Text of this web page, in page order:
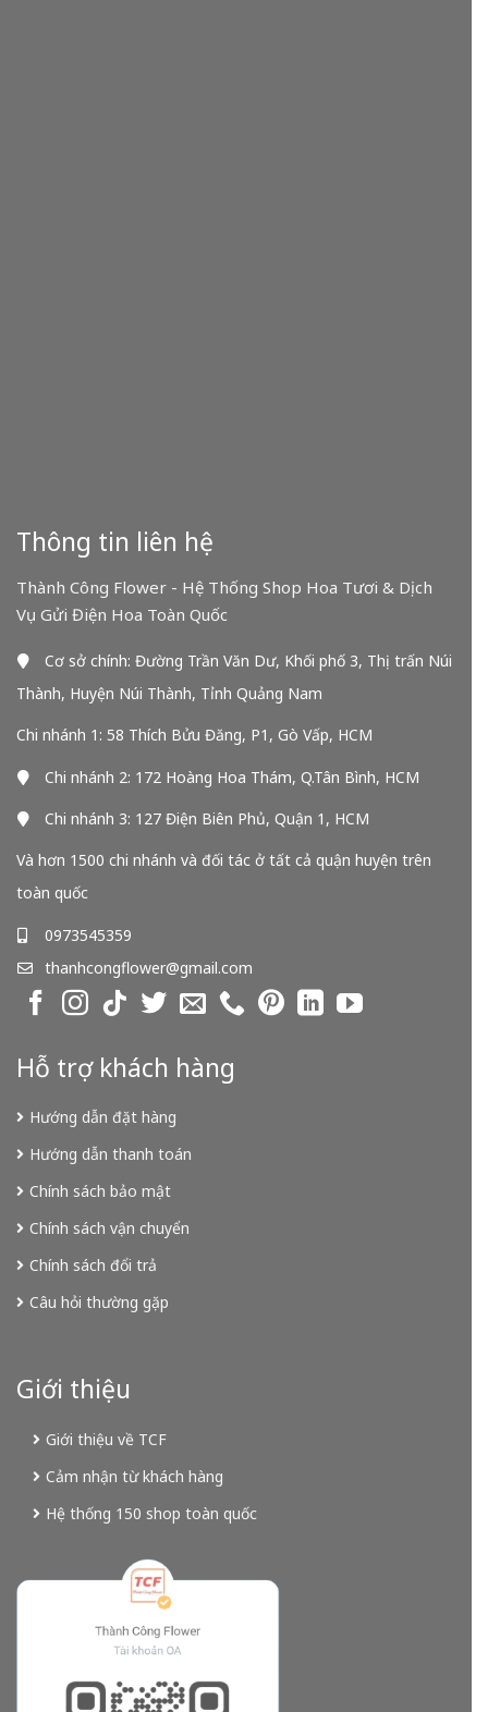
Thông tin liên hệ
Thành Công Flower - Hệ Thống Shop Hoa Tươi & Dịch
Vụ Gửi Điện Hoa Toàn Quốc
Cơ sở chính: Đường Trần Văn Dư, Khối phố 3, Thị trấn Núi
Thành, Huyện Núi Thành, Tỉnh Quảng Nam
Chi nhánh 1: 58 Thích Bửu Đăng, P1, Gò Vấp, HCM
Chi nhánh 2: 172 Hoàng Hoa Thám, Q.Tân Bình, HCM
Chi nhánh 3: 127 Điện Biên Phủ, Quận 1, HCM
Và hơn 1500 chi nhánh và đối tác ở tất cả quận huyện trên
toàn quốc
0973545359
thanhcongflower@gmail.com
Hỗ trợ khách hàng
Hướng dẫn đặt hàng
Hướng dẫn thanh toán
Chính sách bảo mật
Chính sách vận chuyển
Chính sách đổi trả
Câu hỏi thường gặp
Giới thiệu
Giới thiệu về TCF
Cảm nhận từ khách hàng
Hệ thống 150 shop toàn quốc